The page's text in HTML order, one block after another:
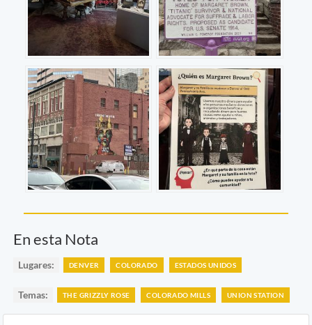
En esta Nota
Lugares: DENVER COLORADO ESTADOS UNIDOS
Temas: THE GRIZZLY ROSE COLORADO MILLS UNION STATION